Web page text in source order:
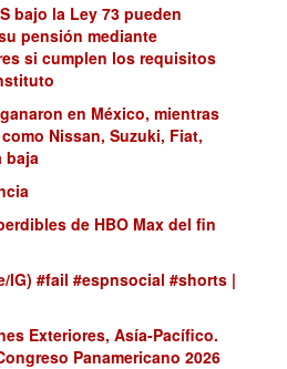
bajo la Ley 73 pueden
pensión mediante
si cumplen los requisitos
en México, mientras
Nissan, Suzuki, Fiat,
baja
de HBO Max del fin
IG) #fail #espnsocial #shorts |
Exteriores, Asía-Pacífico.
Panamericano 2026